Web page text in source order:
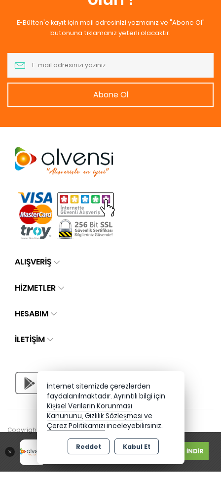
Google Play Store
İNDİR
E-Bülten'e kayıt için mail adresinizi yazmanız ve "Abone Ol"
butonuna tıklamanız yeterli olacaktır.
Abone Ol
ALIŞVERİŞ
HİZMETLER
HESABIM
İLETIŞIM
Copyright 2026 alvensi.com - Tüm hakları saklıdır.
İnternet sitemizde çerezlerden
faydalanılmaktadır. Ayrıntılı bilgi için
Kişisel Verilerin Korunması
Kanununu, Gizlilik Sözleşmesi ve
Çerez Politikamızı inceleyebilirsiniz.
Reddet Kabul Et